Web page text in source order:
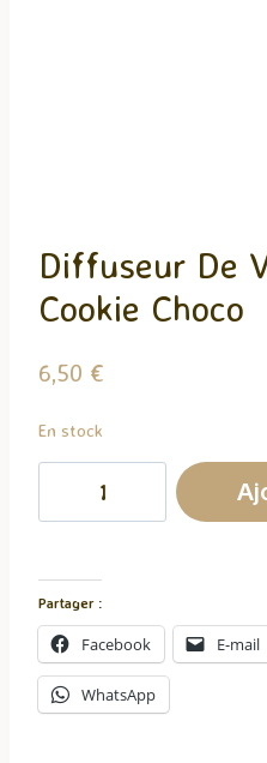
Diffuseur De
Cookie Choco
6,50 €
En stock
Voiture
-
Cookie
Choco
Partager :
Facebook E-mail
WhatsApp